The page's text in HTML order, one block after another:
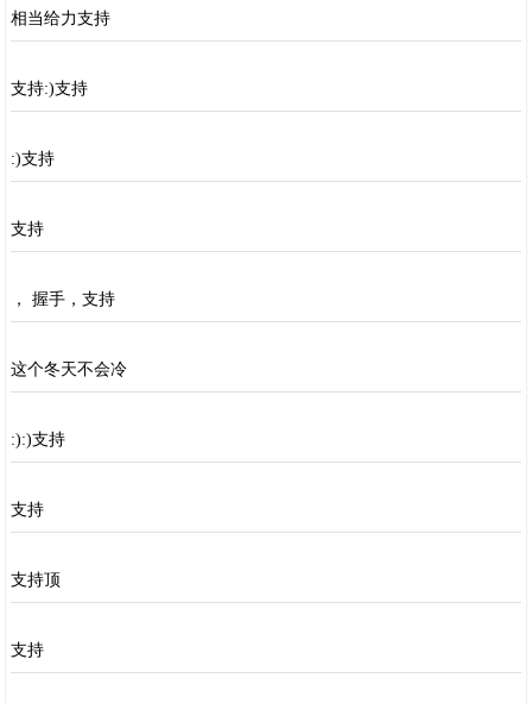
相当给力支持
支持:)支持
:)支持
支持
， 握手，支持
这个冬天不会冷
:):)支持
支持
支持顶
支持